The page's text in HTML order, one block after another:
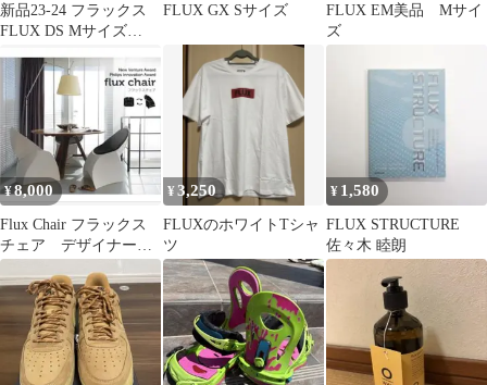
新品23-24 フラックス
FLUX DS Mサイズ
FLUX GX Sサイズ
FLUX EM美品 Мサイ
ズ
¥8,000
Flux Chair フラックス
チェア デザイナーズ
チェア
¥3,250
FLUXのホワイトTシャ
ツ
¥ 1,580
FLUX STRUCTURE
佐々木 睦朗